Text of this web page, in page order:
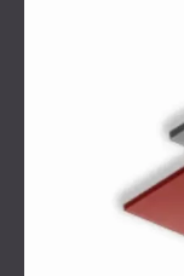
Durch die
deutlich
ungestörte